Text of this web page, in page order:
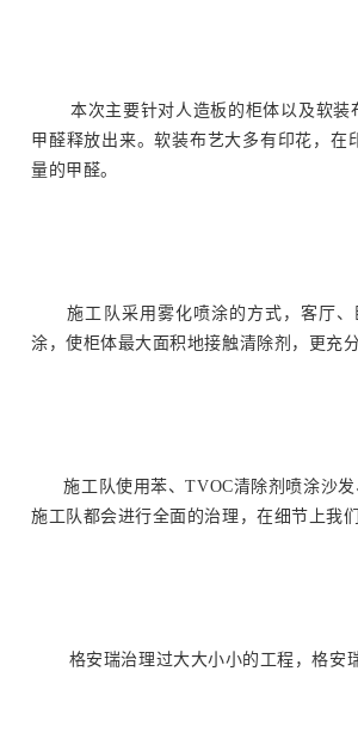
本次主要针对人造板的柜体以及软装布
甲醛释放出来。软装布艺大多有印花，
量的甲醛。
施工队采用雾化喷涂的方式，客厅、
涂，使柜体最大面积地接触清除剂，更充
施工队使用苯、TVOC清除剂喷涂沙发
施工队都会进行全面的治理，在细节上我
格安瑞治理过大大小小的工程，格安瑞